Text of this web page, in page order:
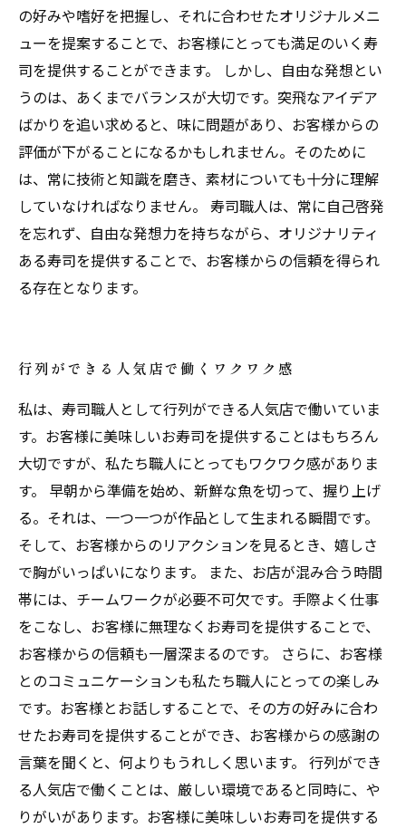
の好みや嗜好を把握し、それに合わせたオリジナルメニ
ューを提案することで、お客様にとっても満足のいく寿
司を提供することができます。 しかし、自由な発想とい
うのは、あくまでバランスが大切です。突飛なアイデア
ばかりを追い求めると、味に問題があり、お客様からの
評価が下がることになるかもしれません。そのために
は、常に技術と知識を磨き、素材についても十分に理解
していなければなりません。 寿司職人は、常に自己啓発
を忘れず、自由な発想力を持ちながら、オリジナリティ
ある寿司を提供することで、お客様からの信頼を得られ
る存在となります。
行列ができる人気店で働くワクワク感
私は、寿司職人として行列ができる人気店で働いていま
す。お客様に美味しいお寿司を提供することはもちろん
大切ですが、私たち職人にとってもワクワク感がありま
す。 早朝から準備を始め、新鮮な魚を切って、握り上げ
る。それは、一つ一つが作品として生まれる瞬間です。
そして、お客様からのリアクションを見るとき、嬉しさ
で胸がいっぱいになります。 また、お店が混み合う時間
帯には、チームワークが必要不可欠です。手際よく仕事
をこなし、お客様に無理なくお寿司を提供することで、
お客様からの信頼も一層深まるのです。 さらに、お客様
とのコミュニケーションも私たち職人にとっての楽しみ
です。お客様とお話しすることで、その方の好みに合わ
せたお寿司を提供することができ、お客様からの感謝の
言葉を聞くと、何よりもうれしく思います。 行列ができ
る人気店で働くことは、厳しい環境であると同時に、や
りがいがあります。お客様に美味しいお寿司を提供する